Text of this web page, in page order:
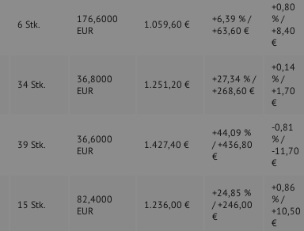
6 Stk.
176,6000
EUR
1.059,60 €
+6,39 % /
+63,60 €
+0,80
% /
+8,40
€
34 Stk.
36,8000
EUR
1.251,20 €
+27,34 % /
+268,60 €
+0,14
% /
+1,70
€
39 Stk.
36,6000
EUR
1.427,40 €
+44,09 %
/ +436,80
€
-0,81
% /
-11,70
€
15 Stk.
82,4000
EUR
1.236,00 €
+24,85 %
/ +246,00
€
+0,86
% /
+10,50
€